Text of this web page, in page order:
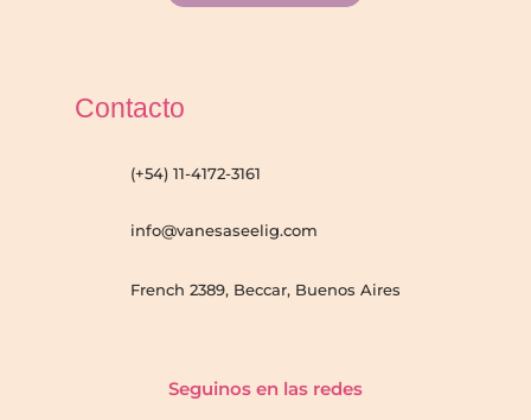
Contacto
(+54) 11-4172-3161
info@vanesaseelig.com
French 2389, Beccar, Buenos Aires
Seguinos en las redes